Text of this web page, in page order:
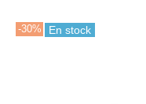
-30% En stock